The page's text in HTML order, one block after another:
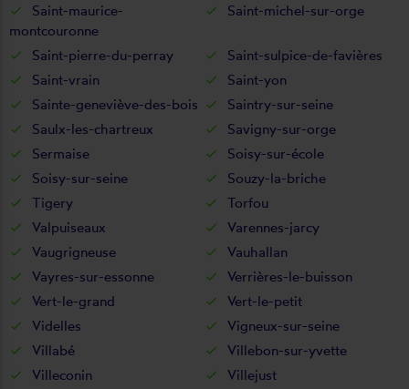
Saint-maurice-
montcouronne
Saint-michel-sur-orge
Saint-pierre-du-perray
Saint-sulpice-de-favières
Saint-vrain
Saint-yon
Sainte-geneviève-des-bois
Saintry-sur-seine
Saulx-les-chartreux
Savigny-sur-orge
Sermaise
Soisy-sur-école
Soisy-sur-seine
Souzy-la-briche
Tigery
Torfou
Valpuiseaux
Varennes-jarcy
Vaugrigneuse
Vauhallan
Vayres-sur-essonne
Verrières-le-buisson
Vert-le-grand
Vert-le-petit
Videlles
Vigneux-sur-seine
Villabé
Villebon-sur-yvette
Villeconin
Villejust